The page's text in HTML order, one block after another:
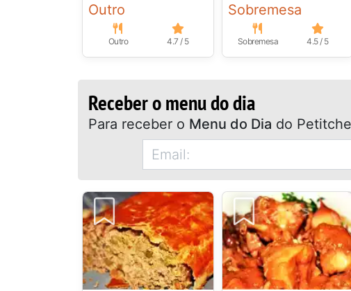
Outro
Outro 4.7 / 5
Sobremesa
Sobremesa 4.5 / 5
Receber o menu do dia
Para receber o Menu do Dia do